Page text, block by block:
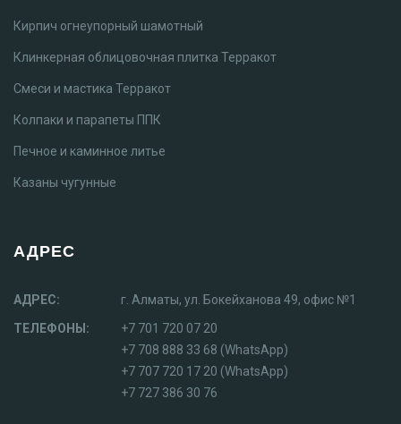
Кирпич огнеупорный шамотный
Клинкерная облицовочная плитка Терракот
Смеси и мастика Терракот
Колпаки и парапеты ППК
Печное и каминное литье
Казаны чугунные
АДРЕС
АДРЕС:
г. Алматы, ул. Бокейханова 49, офис №1
ТЕЛЕФОНЫ:
+7 701 720 07 20
+7 708 888 33 68 (WhatsApp)
+7 707 720 17 20 (WhatsApp)
+7 727 386 30 76